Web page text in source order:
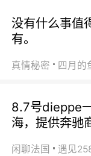
没有什么事值
有。
真情秘密 四月的
8.7号dieppe
海，提供奔驰
闲聊法国 遇见